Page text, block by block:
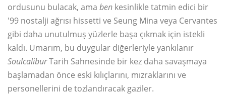
ordusunu bulacak, ama ben kesinlikle tatmin edici bir
'99 nostalji ağrısı hissetti ve Seung Mina veya Cervantes
gibi daha unutulmuş yüzlerle başa çıkmak için istekli
kaldı. Umarım, bu duygular diğerleriyle yankılanır
SoulcaliburTarih Sahnesinde bir kez daha savaşmaya
başlamadan önce eski kılıçlarını, mızraklarını ve
personellerini de tozlandıracak gaziler.